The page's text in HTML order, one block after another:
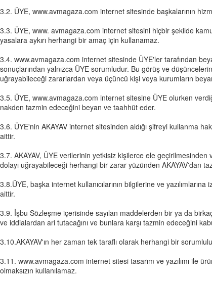
3.2. ÜYE, www.avmagaza.com internet sitesinde başkalarının
3.3. ÜYE, www. avmagaza.com internet sitesini hiçbir şekilde
yasalara aykırı herhangi bir amaç için kullanamaz.
3.4. www.avmagaza.com internet sitesinde ÜYE'ler tarafından
sonuçlarından yalnızca ÜYE sorumludur. Bu görüş ve
uğrayabileceği zararlardan veya üçüncü kişi veya kurumların
3.5. ÜYE, www.avmagaza.com internet sitesine ÜYE olurken
nakden tazmin edeceğini beyan ve taahhüt eder.
3.6. ÜYE'nin AKAYAV internet sitesinden aldığı şifreyi kullanma
aittir.
3.7. AKAYAV, ÜYE verilerinin yetkisiz kişilerce ele geçirilmesinden
dolayı uğrayabileceği herhangi bir zarar yüzünden AKAYAV'dan
3.8.ÜYE, başka internet kullanıcılarının bilgilerine ve
aittir.
3.9. İşbu Sözleşme içerisinde sayılan maddelerden bir ya da
ve iddialardan ari tutacağını ve bunlara karşı tazmin edeceğini
3.10.AKAYAV'ın her zaman tek taraflı olarak herhangi bir
3.11. www.avmagaza.com internet sitesi tasarım ve yazılımı ile
olmaksızın kullanılamaz.